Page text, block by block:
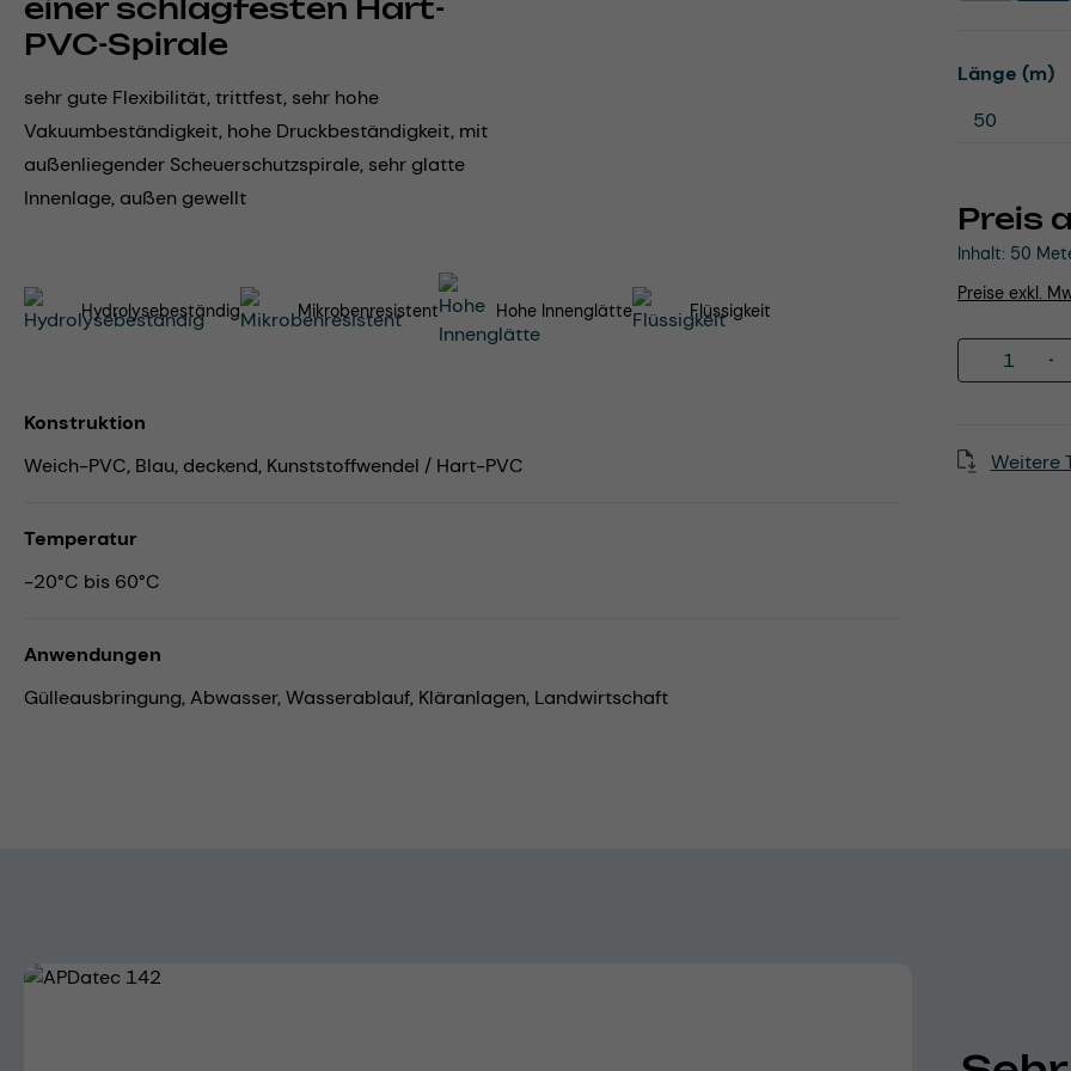
einer schlagfesten Hart-
PVC-Spirale
sehr gute Flexibilität, trittfest, sehr hohe
Vakuumbeständigkeit, hohe Druckbeständigkeit, mit
außenliegender Scheuerschutzspirale, sehr glatte
Innenlage, außen gewellt
Preis
Inhalt: 50
Preise exkl.
Länge (m)
Weitere
Hydrolysebeständig Mikrobenresistent Hohe Innenglätte Flüssigkeit
Konstruktion
Weich-PVC, Blau, deckend, Kunststoffwendel / Hart-PVC
Temperatur
-20°C bis 60°C
Anwendungen
Gülleausbringung,Abwasser,Wasserablauf, Kläranlagen, Landwirtschaft
Bildergalerie überspringen